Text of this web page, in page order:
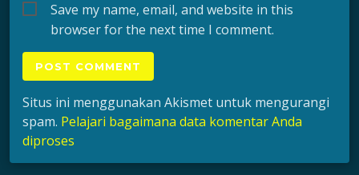
Save my name, email, and website in this
browser for the next time I comment.
Situs ini menggunakan Akismet untuk mengurangi
spam. Pelajari bagaimana data komentar Anda
diproses